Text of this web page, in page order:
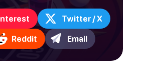
Twitter / X
Reddit Email